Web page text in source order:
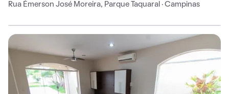
Rua Émerson José Moreira, Parque Taquaral · Campinas